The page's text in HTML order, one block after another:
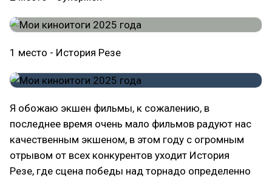
1 место - История Резе
Я обожаю экшен фильмы, к сожалению, в
последнее время очень мало фильмов радуют нас
качественным экшеном, в этом году с огромным
отрывом от всех конкурентов уходит История
Резе, где сцена победы над торнадо определенно